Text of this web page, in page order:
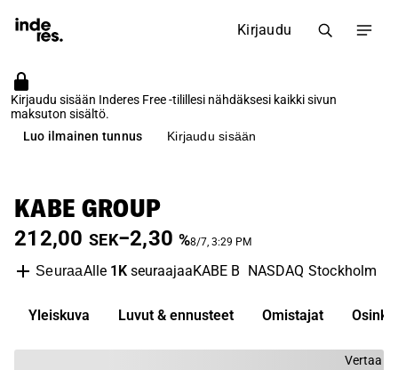
Kirjaudu
Kirjaudu sisään Inderes Free -tilillesi nähdäksesi kaikki sivun
maksuton sisältö.
Luo ilmainen tunnus
Kirjaudu sisään
KABE GROUP
212,00 SEK−2,30 %8/7, 3:29 PM
SeuraaAlle 1KseuraajaaKABE B NASDAQ Stockholm
Yleiskuva Luvut & ennusteet Omistajat Osinko
Vertaa